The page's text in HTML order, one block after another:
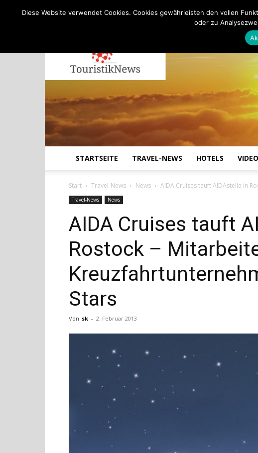
STARTSEITE TRAVEL-NEWS HOTELS
Start Travel-News News AIDA Cruises tauft AIDAstella in
Travel-News News
AIDA Cruises tauft
Rostock –
Stars
Von sk - 2. Februar 2013
Diese Website verwendet Cookies. Cookies gewährleisten den vollen
oder zu